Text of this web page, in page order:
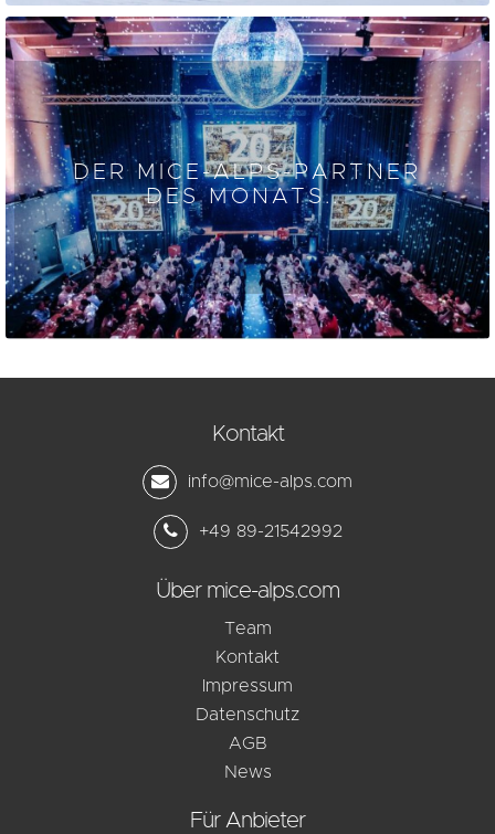
DER MICE-ALPS-PARTNER
DES MONATS...
Kontakt
info@mice-alps.com
+49 89-21542992
Über mice-alps.com
Team
Kontakt
Impressum
Datenschutz
AGB
News
Für Anbieter